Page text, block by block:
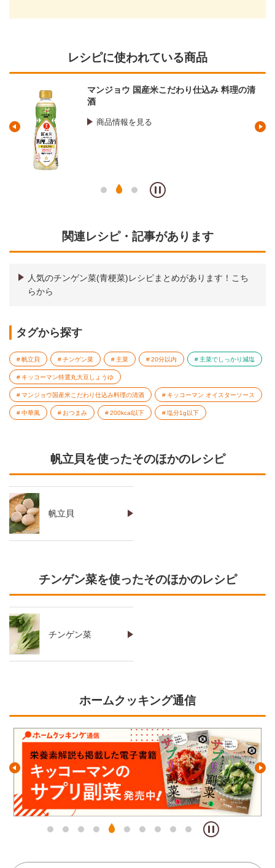
レシピに使われている商品
仕込み 料理の清 キッコーマン オイスターソー
関連レシピ・記事があります
人気のチンゲン菜(青梗菜)レシピまとめがあります！こち
らから
タグから探す
帆立貝 チンゲン菜 主菜 20分以内 主菜でしっかり減塩
キッコーマン特選丸大豆しょうゆ
マンジョウ国産米こだわり仕込み料理の清酒 キッコーマン オイスターソース
中華風 おつまみ 200kcal以下 塩分1g以下
帆立貝を使ったそのほかのレシピ
帆立貝
チンゲン菜を使ったそのほかのレシピ
チンゲン菜
ホームクッキング通信